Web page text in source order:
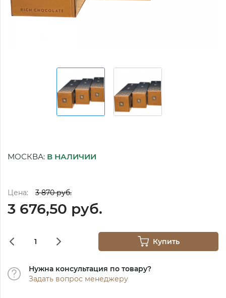
МОСКВА: В НАЛИЧИИ
Цена: 3 870 руб.
3 676,50 руб.
Купить
Нужна консультация по товару?
Задать вопрос менеджеру